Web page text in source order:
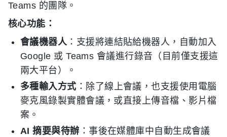
Teams 的團隊。
核心功能：
會議機器人 ：支援將連結貼給機器人，自動加入
Google 或 Teams 會議進行錄音（目前僅支援這
兩大平台）。
多種輸入方式：除了線上會議，也支援使用電腦
麥克風錄製實體會議，或直接上傳音檔、影片檔
案。
AI 摘要與待辦 ：事後在媒體庫中自動生成會議